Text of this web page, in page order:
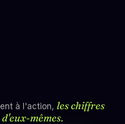
à l'action, les chiffres
mêmes.